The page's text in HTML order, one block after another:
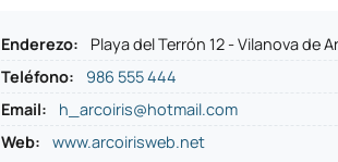
Enderezo:
Playa del Terrón 12 - Vilanova de
Teléfono:
986 555 444
Email:
h_arcoiris@hotmail.com
Web:
www.arcoirisweb.net